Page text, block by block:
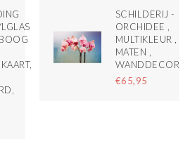
SCHILDERIJ -
ORCHIDEE ,
MULTIKLEUR , 2
MATEN ,
€65,95